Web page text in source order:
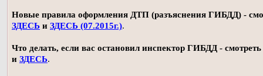
Новые правила оформления ДТП (разъяснения ГИБДД) -
ЗДЕСЬ и ЗДЕСЬ (07.2015г.).
Что делать, если вас остановил инспектор ГИБДД - смотреть
и ЗДЕСЬ.